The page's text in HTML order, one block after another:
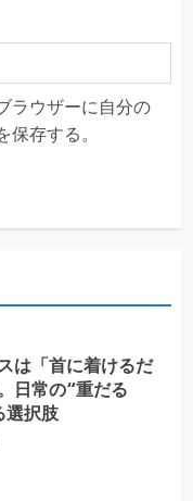
ラウザーに自分の
存する。
は「首に着けるだ
日常の“重だる
選択肢